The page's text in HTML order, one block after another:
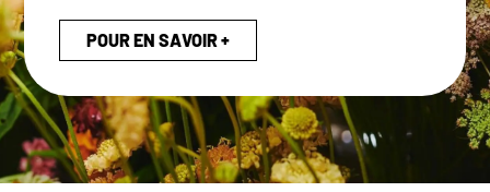
POUR EN SAVOIR +